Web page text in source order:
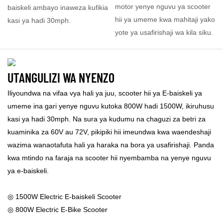
baiskeli ambayo inaweza kufikia
kasi ya hadi 30mph.
motor yenye nguvu ya scooter
hii ya umeme kwa mahitaji yako
yote ya usafirishaji wa kila siku.
UTANGULIZI WA NYENZO
Iliyoundwa na vifaa vya hali ya juu, scooter hii ya E-baiskeli ya
umeme ina gari yenye nguvu kutoka 800W hadi 1500W, ikiruhusu
kasi ya hadi 30mph. Na sura ya kudumu na chaguzi za betri za
kuaminika za 60V au 72V, pikipiki hii imeundwa kwa waendeshaji
wazima wanaotafuta hali ya haraka na bora ya usafirishaji. Panda
kwa mtindo na faraja na scooter hii nyembamba na yenye nguvu
ya e-baiskeli.
◎ 1500W Electric E-baiskeli Scooter
◎ 800W Electric E-Bike Scooter